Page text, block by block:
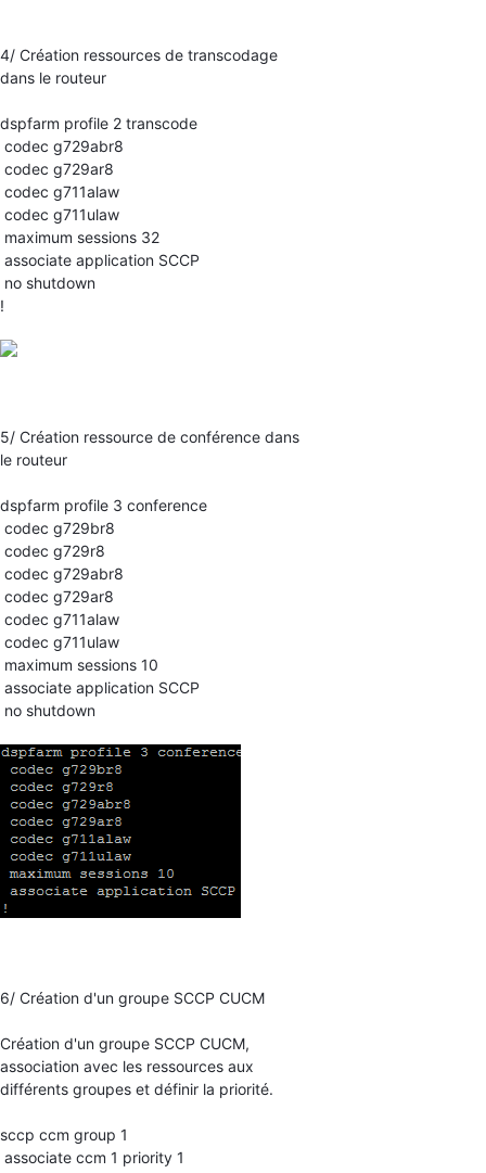
4/ Création ressources de transcodage
dans le routeur
dspfarm profile 2 transcode
codec g729abr8
codec g729ar8
codec g711alaw
codec g711ulaw
maximum sessions 32
associate application SCCP
no shutdown
!
5/ Création ressource de conférence dans
le routeur
dspfarm profile 3 conference
codec g729br8
codec g729r8
codec g729abr8
codec g729ar8
codec g711alaw
codec g711ulaw
maximum sessions 10
associate application SCCP
no shutdown
6/ Création d'un groupe SCCP CUCM
Création d'un groupe SCCP CUCM,
association avec les ressources aux
différents groupes et définir la priorité.
sccp ccm group 1
associate ccm 1 priority 1